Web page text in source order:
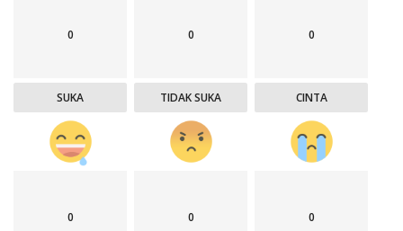
0
SUKA
0
TIDAK SUKA
0
CINTA
0 0 0